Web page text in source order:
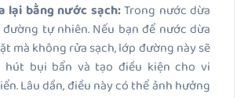
lại bằng nước sạch:Trong nước dừa
tự nhiên. Nếu bạn để nước dừa
mà không rửa sạch, lớp đường này sẽ
hút bụi bẩn và tạo điều kiện cho vi
Lâu dần, điều này có thể ảnh hưởng